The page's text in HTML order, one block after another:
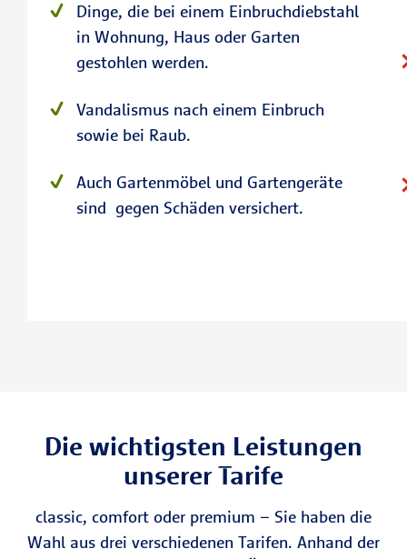
Dinge, die bei einem Einbruchdiebstahl
in Wohnung, Haus oder Garten
gestohlen werden.
Vandalismus nach einem Einbruch
sowie bei Raub.
Auch Gartenmöbel und Gartengeräte
sind gegen Schäden versichert.
Die wichtigsten Leistungen
unserer Tarife
classic, comfort oder premium – Sie haben die
Wahl aus drei verschiedenen Tarifen. Anhand der